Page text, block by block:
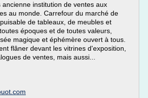
ancienne institution de ventes aux
au monde. Carrefour du marché de
de tableaux, de meubles et
époques et de toutes valeurs,
magique et éphémère ouvert à tous.
flâner devant les vitrines d'exposition,
de ventes, mais aussi...